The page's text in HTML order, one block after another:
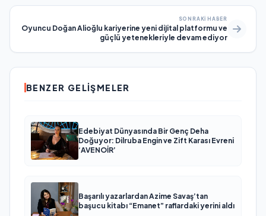
SONRAKI HABER
Oyuncu Doğan Alioğlu kariyerine yeni dijital platformu ve
güçlü yetenekleriyle devam ediyor
BENZER GELIŞMELER
Edebiyat Dünyasında Bir Genç Deha
Doğuyor: Dilruba Engin ve Zift Karası Evreni
‘AVENOİR’
Başarılı yazarlardan Azime Savaş’tan
başucu kitabı “Emanet” raflardaki yerini aldı